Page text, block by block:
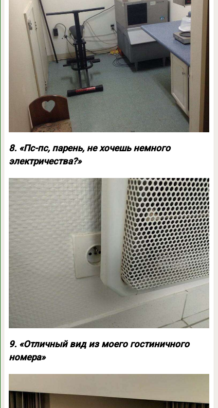
8. «Пс-пс, парень, не хочешь немного
электричества?»
9. «Отличный вид из моего гостиничного
номера»